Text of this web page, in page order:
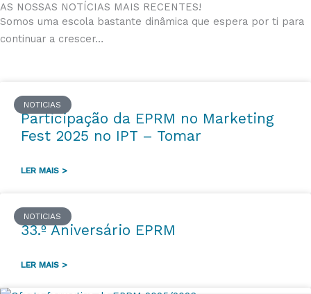
AS NOSSAS NOTÍCIAS MAIS RECENTES!
Somos uma escola bastante dinâmica que espera por ti para
continuar a crescer…
NOTICIAS
Participação da EPRM no Marketing
Fest 2025 no IPT – Tomar
LER MAIS >
NOTICIAS
33.º Aniversário EPRM
LER MAIS >